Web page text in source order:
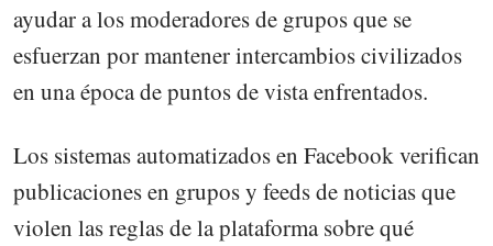
ayudar a los moderadores de grupos que se
esfuerzan por mantener intercambios civilizados
en una época de puntos de vista enfrentados.
Los sistemas automatizados en Facebook verifican
publicaciones en grupos y feeds de noticias que
violen las reglas de la plataforma sobre qué